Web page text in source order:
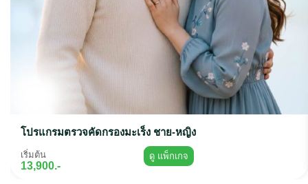
โปรแกรมตรวจคัดกรองมะเร็ง ชาย-หญิง
เริ่มต้น
13,900.-
ดู แพ็กเกจ